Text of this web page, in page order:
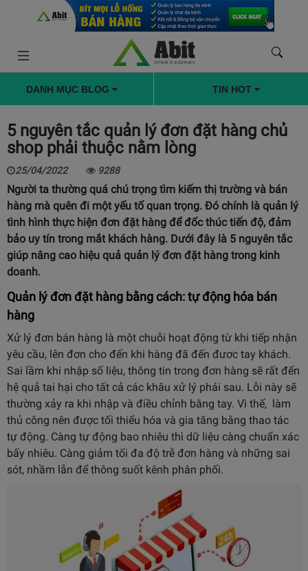
DANH MỤC BLOG TIN HOT
5 nguyên tắc quản lý đơn đặt hàng chủ
shop phải thuộc nằm lòng
25/04/2022 9288
Người ta thường quá chú trọng tìm kiếm thị trường và bán
hàng mà quên đi một yếu tố quan trọng. Đó chính là quản lý
tình hình thực hiện đơn đặt hàng để đốc thúc tiến độ, đảm
bảo uy tín trong mắt khách hàng. Dưới đây là 5 nguyên tắc
giúp nâng cao hiệu quả quản lý đơn đặt hàng trong kinh
doanh.
Quản lý đơn đặt hàng bằng cách: tự động hóa bán
hàng
Xử lý đơn bán hàng là một chuỗi hoạt động từ khi tiếp nhận
yêu cầu, lên đơn cho đến khi hàng đã đến đươc tay khách.
Sai lầm khi nhập số liệu, thông tin trong đơn hàng sẽ rất đến
hệ quả tai hại cho tất cả các khâu xử lý phái sau. Lỗi này sẽ
thường xảy ra khi nhập và điều chỉnh bằng tay. Vì thế, làm
thủ công nên được tối thiểu hóa và gia tăng bằng thao tác
tự động. Càng tự động bao nhiêu thì dữ liệu càng chuẩn xác
bấy nhiêu. Càng giảm tối đa độ trễ đơn hàng và những sai
sót, nhầm lẫn để thông suốt kênh phân phối.